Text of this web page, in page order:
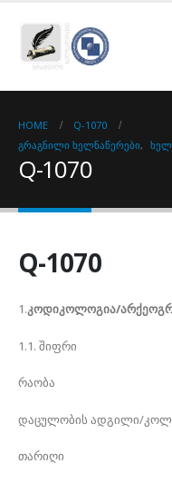
HOME
Q-1070
ᲒᲠᲐᲒᲜᲘᲚᲘ ᲮᲔᲚᲜᲐᲬᲔᲠᲔᲑᲘ,
Q-1070
Q-1070
1.კოდიკოლოგია/
1.1. შიფრი
რაობა
დაცულობის ადგილი/
თარიღი